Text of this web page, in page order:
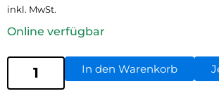
inkl. MwSt.
Online verfügbar
In den Warenkorb